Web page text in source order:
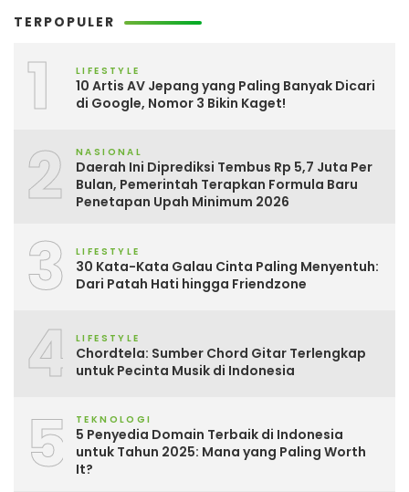
TERPOPULER
1 LIFESTYLE
10 Artis AV Jepang yang Paling Banyak Dicari
di Google, Nomor 3 Bikin Kaget!
2 NASIONAL
Daerah Ini Diprediksi Tembus Rp 5,7 Juta Per
Bulan, Pemerintah Terapkan Formula Baru
Penetapan Upah Minimum 2026
3 LIFESTYLE
30 Kata-Kata Galau Cinta Paling Menyentuh:
Dari Patah Hati hingga Friendzone
4 LIFESTYLE
Chordtela: Sumber Chord Gitar Terlengkap
untuk Pecinta Musik di Indonesia
5 TEKNOLOGI
5 Penyedia Domain Terbaik di Indonesia
untuk Tahun 2025: Mana yang Paling Worth
It?